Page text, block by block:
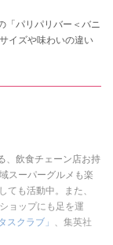
「パリパリバー＜バニ
イズや味わいの違い
、飲食チェーン店お持
スーパーグルメも楽
ても活動中。また、
ョップにも足を運
スクラブ」 、集英社